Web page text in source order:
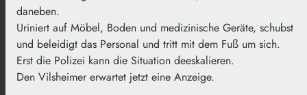
daneben.
Uriniert auf Möbel, Boden und medizinische Geräte, schubst
und beleidigt das Personal und tritt mit dem Fuß um sich.
Erst die Polizei kann die Situation deeskalieren.
Den Vilsheimer erwartet jetzt eine Anzeige.